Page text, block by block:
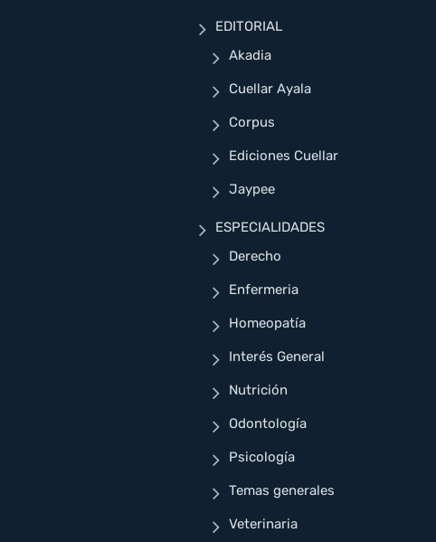
EDITORIAL
Akadia
Cuellar Ayala
Corpus
Ediciones Cuellar
Jaypee
ESPECIALIDADES
Derecho
Enfermeria
Homeopatía
Interés General
Nutrición
Odontología
Psicología
Temas generales
Veterinaria